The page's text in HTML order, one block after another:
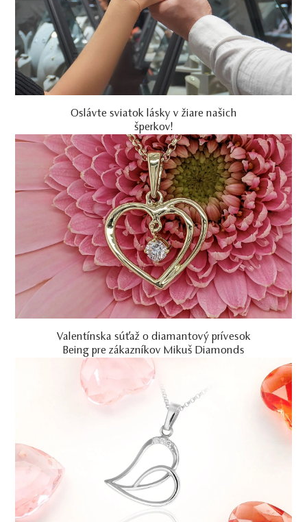
Oslávte sviatok lásky v žiare našich
šperkov!
Valentínska súťaž o diamantový prívesok
Being pre zákazníkov Mikuš Diamonds